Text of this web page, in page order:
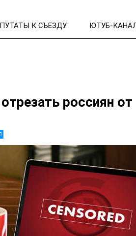
К СЪЕЗДУ ЮТУБ-
россиян от